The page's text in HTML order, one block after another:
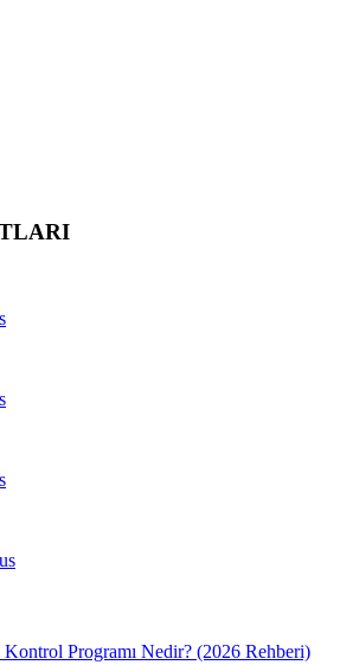
Programı Nedir? (2026 Rehberi)